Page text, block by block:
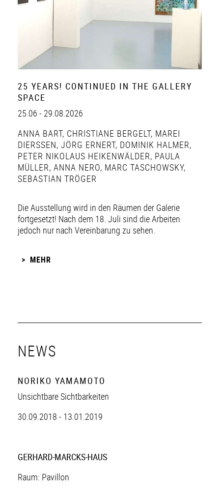
25 YEARS! CONTINUED IN THE GALLERY
SPACE
25.06 - 29.08.2026
ANNA BART, CHRISTIANE BERGELT, MAREI
DIERSSEN , JÖRG ERNERT, DOMINIK HALMER,
PETER NIKOLAUS HEIKENWÄLDER, PAULA
MÜLLER, ANNA NERO, MARC TASCHOWSKY,
SEBASTIAN TRÖGER
Die Ausstellung wird in den Räumen der Galerie
fortgesetzt! Nach dem 18. Juli sind die Arbeiten
jedoch nur nach Vereinbarung zu sehen.
MEHR
NEWS
NORIKO YAMAMOTO
Unsichtbare Sichtbarkeiten
30.09.2018 - 13.01.2019
GERHARD-MARCKS-HAUS
Raum: Pavillon